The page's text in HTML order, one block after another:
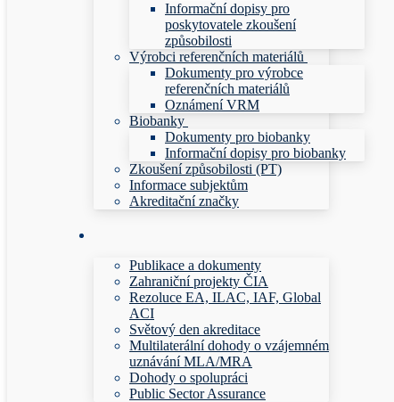
Informační dopisy pro
poskytovatele zkoušení
způsobilosti
Výrobci referenčních materiálů
Dokumenty pro výrobce
referenčních materiálů
Oznámení VRM
Biobanky
Dokumenty pro biobanky
Informační dopisy pro biobanky
Zkoušení způsobilosti (PT)
Informace subjektům
Akreditační značky
Publikace a dokumenty
Zahraniční projekty ČIA
Rezoluce EA, ILAC, IAF, Global
ACI
Světový den akreditace
Multilaterální dohody o vzájemném
uznávání MLA/MRA
Dohody o spolupráci
Public Sector Assurance